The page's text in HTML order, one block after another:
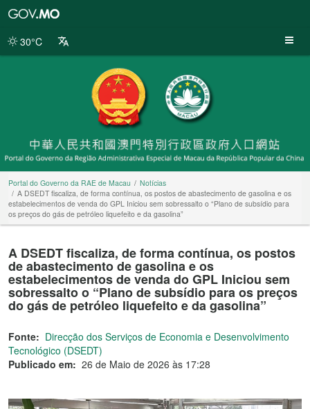
da
30°C
Portal do Governo da RAE de Macau
Notícias
A DSEDT fiscaliza, de forma contínua, os postos de abastecimento de gasolina e os
estabelecimentos de venda do GPL Iniciou sem sobressalto o “Plano de subsídio para
os preços do gás de petróleo liquefeito e da gasolina”
A DSEDT fiscaliza, de forma contínua, os postos
de abastecimento de gasolina e os
estabelecimentos de venda do GPL Iniciou sem
sobressalto o “Plano de subsídio para os preços
do gás de petróleo liquefeito e da gasolina”
Fonte: Direcção dos Serviços de Economia e Desenvolvimento
Tecnológico (DSEDT)
Publicado em: 26 de Maio de 2026 às 17:28